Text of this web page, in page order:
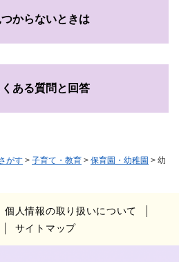
がす > 子育て・教育 > 保育園・幼稚園 > 幼
つからないときは
くある質問と回答
個人情報の取り扱いについて
サイトマップ